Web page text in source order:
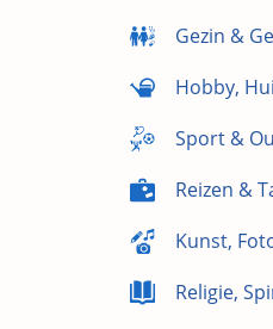
Gezin &
Hobby,
Sport &
Reizen &
Kunst,
Religie,